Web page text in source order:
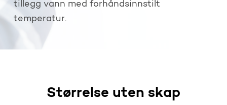
tillegg vann med forhåndsinnstilt
temperatur.
Størrelse uten skap